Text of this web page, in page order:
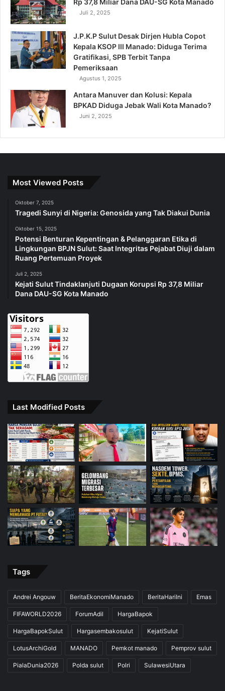
Juli 2, 2025
J.P.K.P Sulut Desak Dirjen Hubla Copot
Kepala KSOP III Manado: Diduga Terima
Gratifikasi, SPB Terbit Tanpa
Pemeriksaan
Agustus 1, 2025
Antara Manuver dan Kolusi: Kepala
BPKAD Diduga Jebak Wali Kota Manado?
Juni 2, 2025
Most Viewed Posts
Oktober 7, 2025
Tragedi Sunyi di Nigeria: Genosida yang Tak Diakui Dunia
Oktober 15, 2025
Potensi Benturan Kepentingan & Pelanggaran Etika di
Lingkungan BPJN Sulut: Saat Integritas Pejabat Diuji dalam
Ruang Pertemuan Proyek
Juli 2, 2025
Kejati Sulut Tindaklanjuti Dugaan Korupsi Rp 37,8 Miliar
Dana DAU-SG Kota Manado
Last Modified Posts
Tags
Andrei Angouw BeritaEkonomiManado BeritaHariIni Emas
FIFAWORLD2026 ForumAdil HargaBapok
HargaBapokSulut Hargasembakosulut KejatiSulut
LotusArchiGold MANADO Pemkot manado Pemprov sulut
PialaDunia2026 Polda sulut Polri SulawesiUtara